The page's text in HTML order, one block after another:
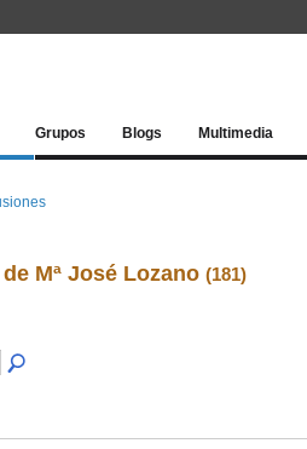
Grupos Blogs Multimedia
Mª José Lozano (181)